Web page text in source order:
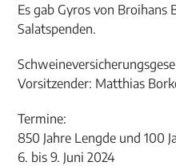
Es gab Gyros von Broihans
Salatspenden.
Vorsitzender: Matthias
Termine:
850 Jahre Lengde und 100
6. bis 9. Juni 2024